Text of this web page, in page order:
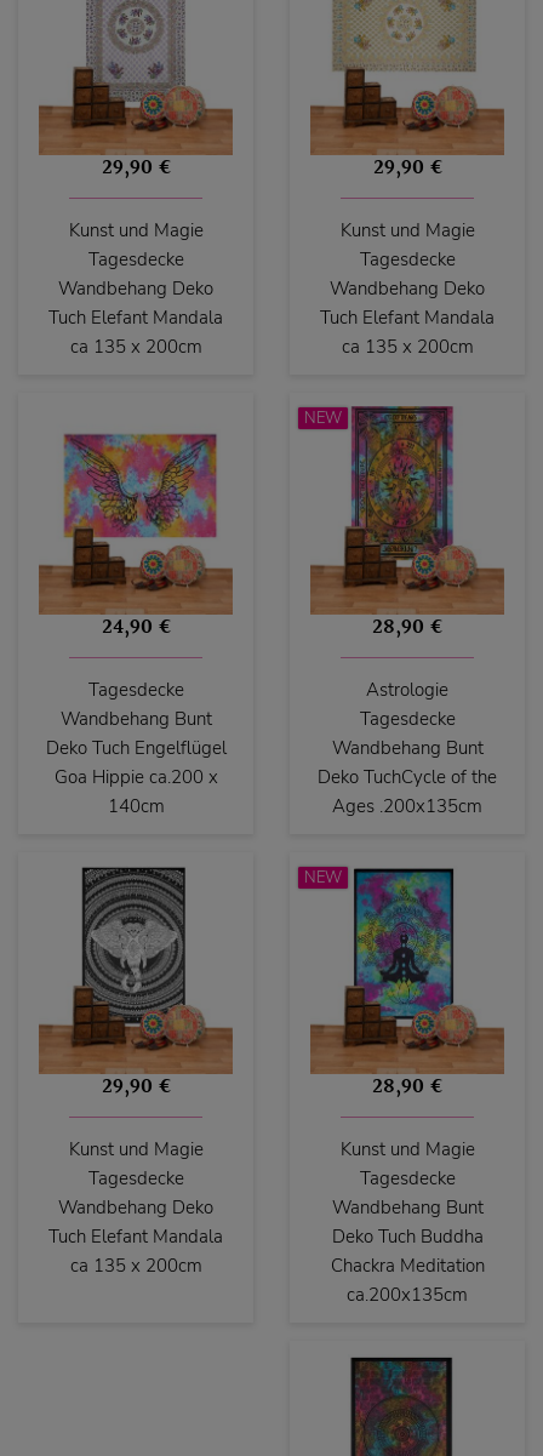
29,90 €
Kunst und Magie
Tagesdecke
Wandbehang Deko
Tuch Elefant Mandala
ca 135 x 200cm
29,90 €
Kunst und Magie
Tagesdecke
Wandbehang Deko
Tuch Elefant Mandala
ca 135 x 200cm
24,90 €
Tagesdecke
Wandbehang Bunt
Deko Tuch Engelflügel
Goa Hippie ca.200 x
140cm
NEW
28,90 €
Astrologie
Tagesdecke
Wandbehang Bunt
Deko TuchCycle of the
Ages .200x135cm
29,90 €
Kunst und Magie
Tagesdecke
Wandbehang Deko
Tuch Elefant Mandala
ca 135 x 200cm
NEW
28,90 €
Kunst und Magie
Tagesdecke
Wandbehang Bunt
Deko Tuch Buddha
Chackra Meditation
ca.200x135cm